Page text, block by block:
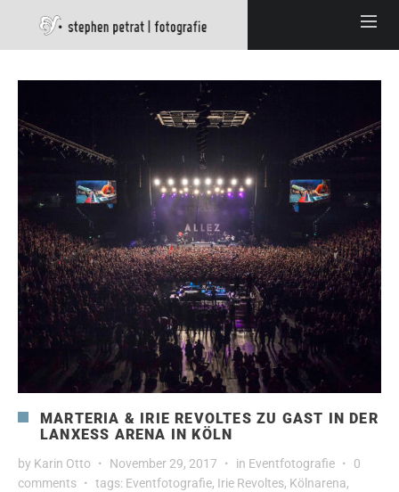
MARTERIA & IRIE REVOLTES ZU GAST IN DER
LANXESS ARENA IN KÖLN
by Karin Otto November 29, 2017 in Eventfotografie
0
comments
tags: Eventfotografie, Irie Revoltes, Kölnarena,